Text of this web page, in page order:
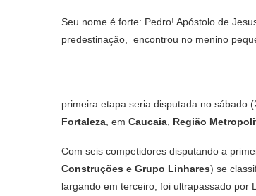
Seu nome é forte: Pedro! Apóstolo de
predestinação, encontrou no menino
primeira etapa seria disputada no sábado
Fortaleza , em Caucaia Região
Com seis competidores disputando a
Construções e Grupo Linhares) se
largando em terceiro, foi ultrapassado por